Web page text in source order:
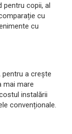
pentru copii, al
cu
cu
a crește
mai mare
instalării
convenționale.